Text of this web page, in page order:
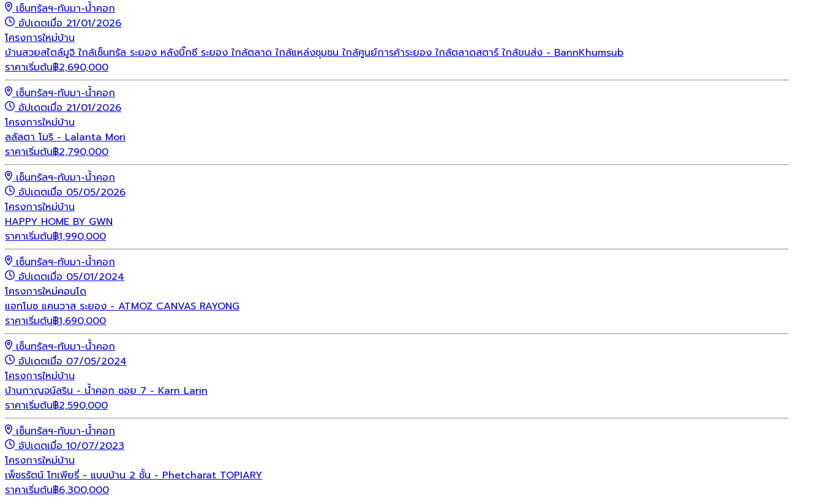
เซ็นทรัลฯ-ทับมา-น้ำคอก
อัปเดตเมื่อ 21/01/2026
โครงการใหม่บ้าน
บ้านสวยสไตล์มูจิ ใกล้เซ็นทรัล ระยอง หลังบิ๊กซี ระยอง ใกล้ตลาด ใกล้แหล่งชุมชน ใกล้ศูนย์การค้าระยอง ใกล้ตลาดสตาร์ ใกล้ขนส่ง - BannKhumsub
ราคาเริ่มต้น฿2,690,000
เซ็นทรัลฯ-ทับมา-น้ำคอก
อัปเดตเมื่อ 21/01/2026
โครงการใหม่บ้าน
ลลัลตา โมริ - Lalanta Mori
ราคาเริ่มต้น฿2,790,000
เซ็นทรัลฯ-ทับมา-น้ำคอก
อัปเดตเมื่อ 05/05/2026
โครงการใหม่บ้าน
HAPPY HOME BY GWN
ราคาเริ่มต้น฿1,990,000
เซ็นทรัลฯ-ทับมา-น้ำคอก
อัปเดตเมื่อ 05/01/2024
โครงการใหม่คอนโด
แอทโมซ แคนวาส ระยอง - ATMOZ CANVAS RAYONG
ราคาเริ่มต้น฿1,690,000
เซ็นทรัลฯ-ทับมา-น้ำคอก
อัปเดตเมื่อ 07/05/2024
โครงการใหม่บ้าน
บ้านกาญจน์ลริน - น้ำคอก ซอย 7 - Karn Larin
ราคาเริ่มต้น฿2,590,000
เซ็นทรัลฯ-ทับมา-น้ำคอก
อัปเดตเมื่อ 10/07/2023
โครงการใหม่บ้าน
เพ็ชรรัตน์ โทเพียรี่ - แบบบ้าน 2 ชั้น - Phetcharat TOPIARY
ราคาเริ่มต้น฿6,300,000